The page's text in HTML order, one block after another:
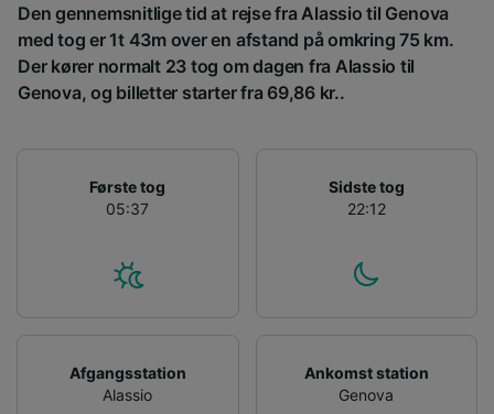
Den gennemsnitlige tid at rejse fra Alassio til Genova
med tog er 1t 43m over en afstand på omkring 75 km.
Der kører normalt 23 tog om dagen fra Alassio til
Genova, og billetter starter fra 69,86 kr..
Første tog
05:37
Sidste tog
22:12
Afgangsstation
Alassio
Ankomst station
Genova
placeringsoplysninger. Aktivt scanne
enhedskarakteristika til identifikation.
Opbevare og/eller tilgå oplysninger på en
enhed. Tilpasset annoncering og indhold,
annoncerings- og indholdsmåling,
tjenester.
Liste over partnere (leverandører)